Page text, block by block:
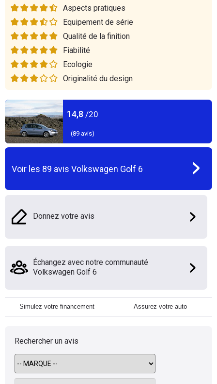
Aspects pratiques
Equipement de série
Qualité de la finition
Fiabilité
Ecologie
Originalité du design
14,8 /20
(89 avis)
Voir les 89 avis Volkswagen Golf 6
Donnez votre avis
Échangez avec notre communauté
Volkswagen Golf 6
Simulez votre financement Assurez votre auto
Rechercher un avis